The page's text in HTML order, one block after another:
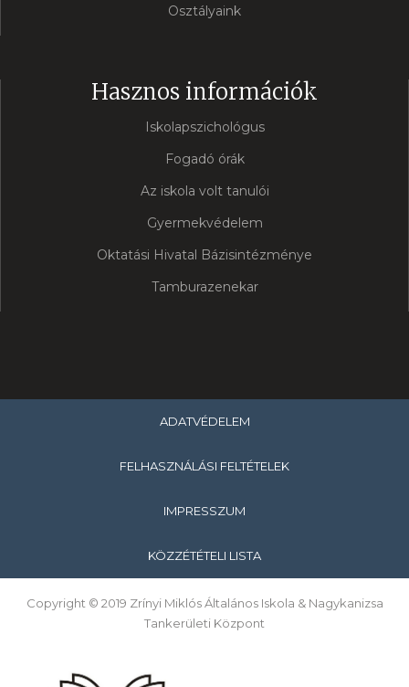
Osztályaink
Hasznos információk
Iskolapszichológus
Fogadó órák
Az iskola volt tanulói
Gyermekvédelem
Oktatási Hivatal Bázisintézménye
Tamburazenekar
ADATVÉDELEM
FELHASZNÁLÁSI FELTÉTELEK
IMPRESSZUM
KÖZZÉTÉTELI LISTA
Copyright © 2019 Zrínyi Miklós Általános Iskola & Nagykanizsa
Tankerületi Központ